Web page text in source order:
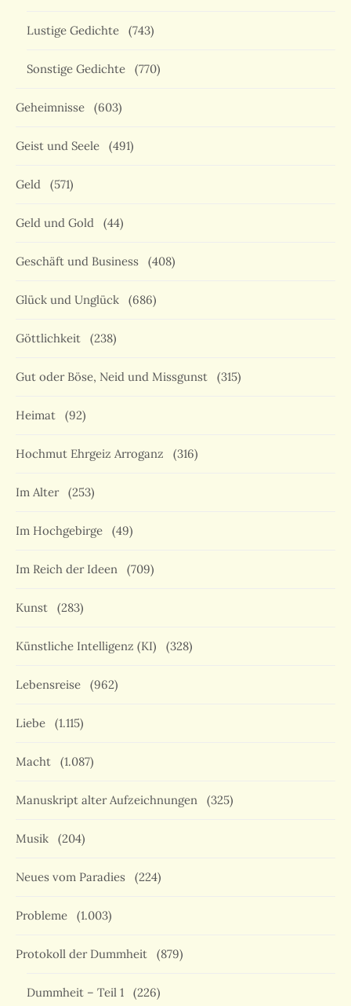
Lustige Gedichte (743)
Sonstige Gedichte (770)
Geheimnisse (603)
Geist und Seele (491)
Geld (571)
Geld und Gold (44)
Geschäft und Business (408)
Glück und Unglück (686)
Göttlichkeit (238)
Gut oder Böse, Neid und Missgunst (315)
Heimat (92)
Hochmut Ehrgeiz Arroganz (316)
Im Alter (253)
Im Hochgebirge (49)
Im Reich der Ideen (709)
Kunst (283)
Künstliche Intelligenz (KI) (328)
Lebensreise (962)
Liebe (1.115)
Macht (1.087)
Manuskript alter Aufzeichnungen (325)
Musik (204)
Neues vom Paradies (224)
Probleme (1.003)
Protokoll der Dummheit (879)
Dummheit – Teil 1 (226)